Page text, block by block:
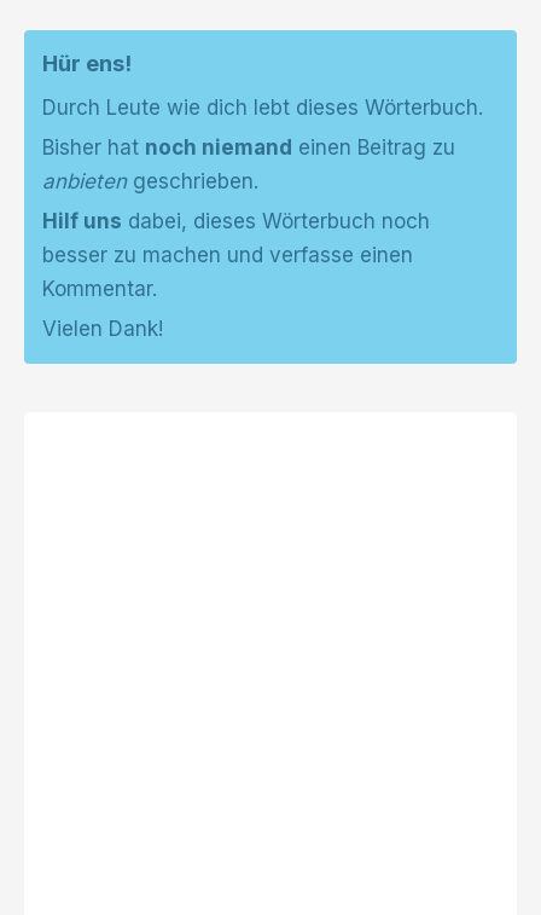
Hür ens!
Durch Leute wie dich lebt dieses Wörterbuch.
Bisher hat noch niemand einen Beitrag zu
anbietengeschrieben.
Hilf uns dabei, dieses Wörterbuch noch
besser zu machen und verfasse einen
Kommentar.
Vielen Dank!